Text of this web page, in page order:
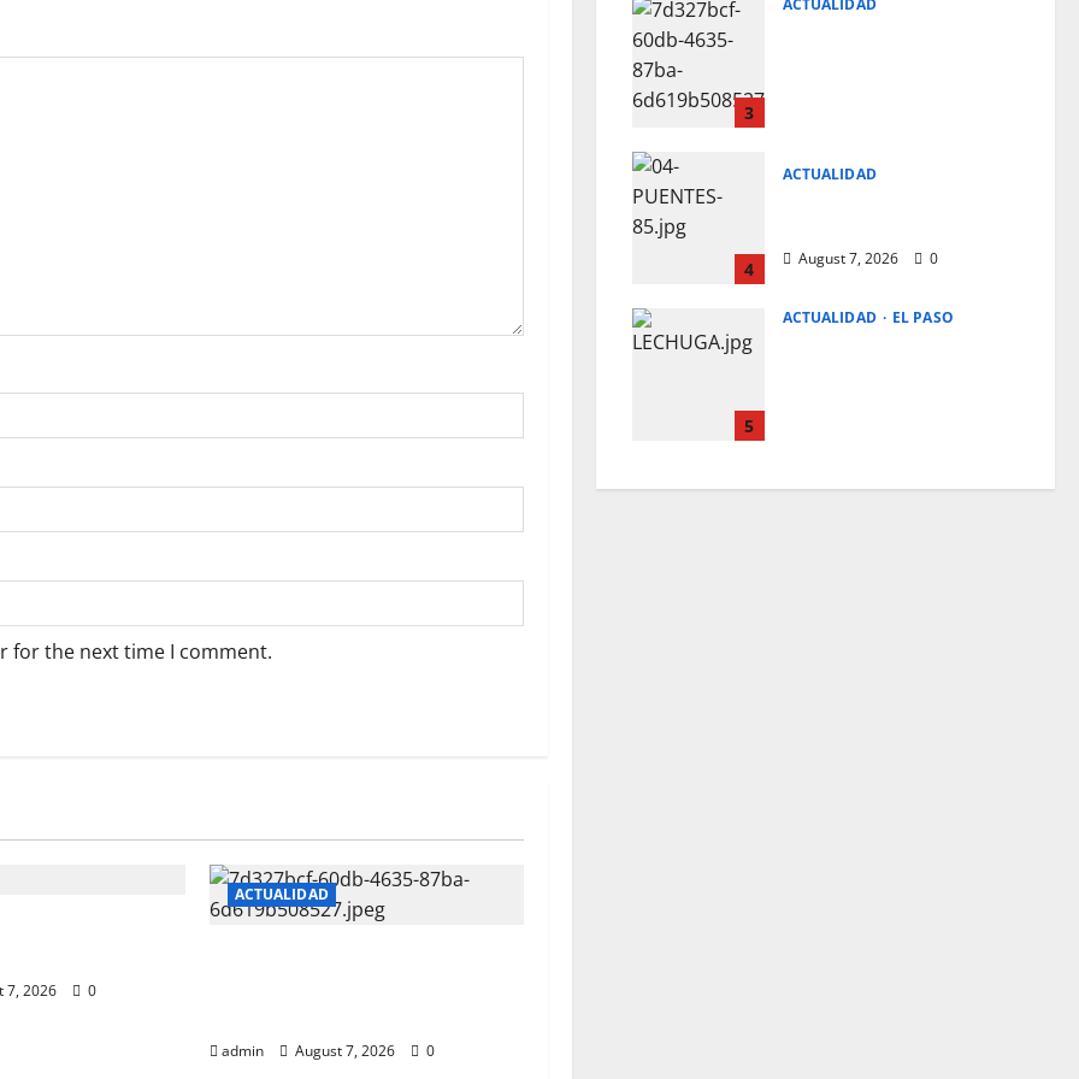
for the next time I comment.
7, 2026 0
ACTUALIDAD
admin August 7, 2026 0
3
ACTUALIDAD
4
ACTUALIDAD
August 7, 2026 0
5
ACTUALIDAD EL PASO